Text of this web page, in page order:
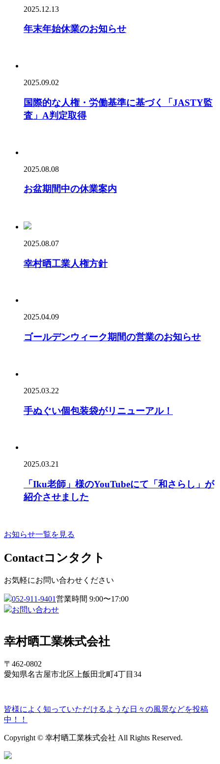
2025.12.13
年末年始休業のお知らせ
2025.09.02
国際的な人権・労働基準に基づく「JASTY監
査」A判定取得
2025.08.08
お盆期間中の休業案内
2025.08.07
幸村晒工業人権方針
2025.04.09
ゴールデンウィーク期間の営業のお知らせ
2025.03.22
手ぬぐい個包装袋がリニューアル！
2025.03.21
「Iku老師」様のYouTubeにて「和さらし」が
紹介させました
お知らせ一覧を見る
Contactコンタクト
お気軽にお問い合わせください
052-911-9401営業時間 9:00〜17:00
お問い合わせ
幸村晒工業株式会社
〒462-0802
愛知県名古屋市北区上飯田北町4丁目34
皆様によく知っていただけるような日々の風景などを投稿
中！！
Copyright © 幸村晒工業株式会社 All Rights Reserved.